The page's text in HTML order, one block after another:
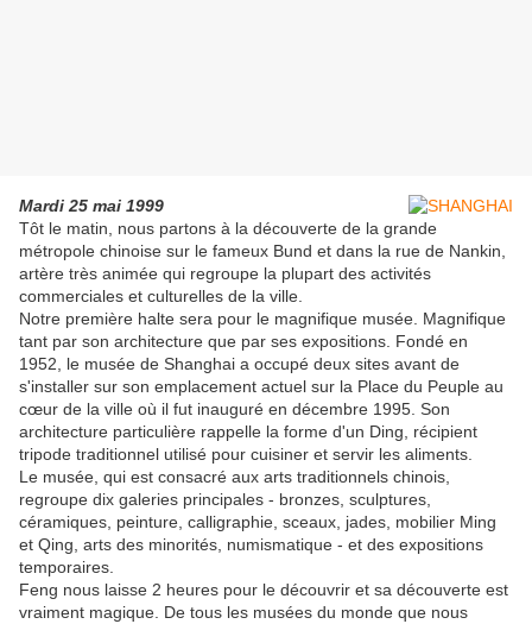
Mardi 25 mai 1999
Tôt le matin, nous partons à la découverte de la grande
métropole chinoise sur le fameux Bund et dans la rue de Nankin,
artère très animée qui regroupe la plupart des activités
commerciales et culturelles de la ville.
Notre première halte sera pour le magnifique musée. Magnifique
tant par son architecture que par ses expositions. Fondé en
1952, le musée de Shanghai a occupé deux sites avant de
s'installer sur son emplacement actuel sur la Place du Peuple au
cœur de la ville où il fut inauguré en décembre 1995. Son
architecture particulière rappelle la forme d'un Ding, récipient
tripode traditionnel utilisé pour cuisiner et servir les aliments.
Le musée, qui est consacré aux arts traditionnels chinois,
regroupe dix galeries principales - bronzes, sculptures,
céramiques, peinture, calligraphie, sceaux, jades, mobilier Ming
et Qing, arts des minorités, numismatique - et des expositions
temporaires.
Feng nous laisse 2 heures pour le découvrir et sa découverte est
vraiment magique. De tous les musées du monde que nous